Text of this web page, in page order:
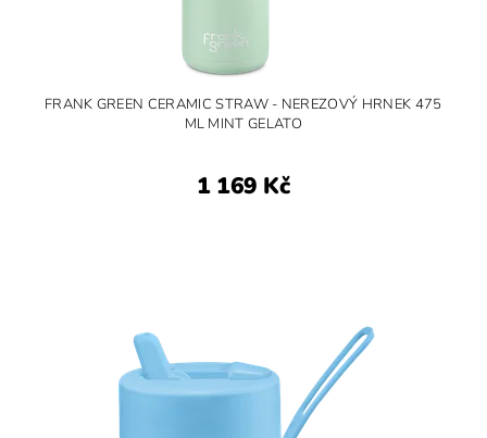
FRANK GREEN CERAMIC STRAW - NEREZOVÝ HRNEK 475
ML MINT GELATO
1 169 Kč